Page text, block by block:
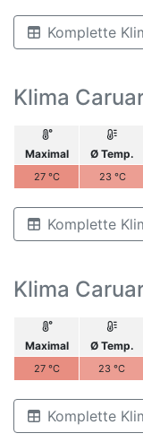
Komplette
Klima
Maximal Ø Temp.
27 °C 23 °C
Komplette
Klima
Maximal Ø Temp.
27 °C 23 °C
Komplette